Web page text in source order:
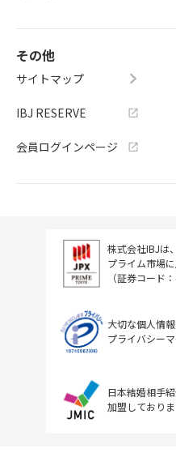
その他
サイトマップ
IBJ RESERVE
会員ログインページ
株式会社IBJは
プライム市場
（証券コード
大切な個人情
プライバシー
日本結婚相手
加盟しておりま